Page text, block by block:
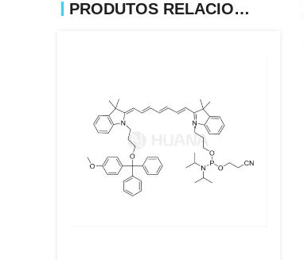
PRODUTOS RELACIONADOS